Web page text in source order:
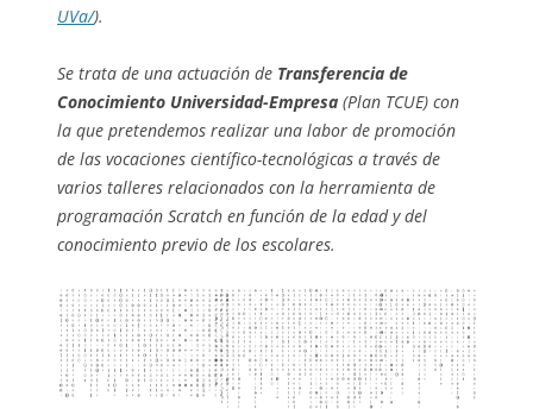
UVa/).
Se trata de una actuación de Transferencia de
Conocimiento Universidad-Empresa (Plan TCUE) con
la que pretendemos realizar una labor de promoción
de las vocaciones científico-tecnológicas a través de
varios talleres relacionados con la herramienta de
programación Scratch en función de la edad y del
conocimiento previo de los escolares.